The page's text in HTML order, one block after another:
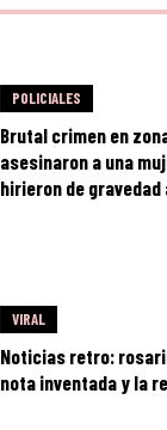
POLICIALES
Brutal crimen en
asesinaron a una
hirieron de
VIRAL
Noticias retro:
nota inventada y la